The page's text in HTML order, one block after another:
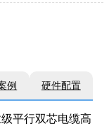
例 硬件配置
平行双芯电缆高